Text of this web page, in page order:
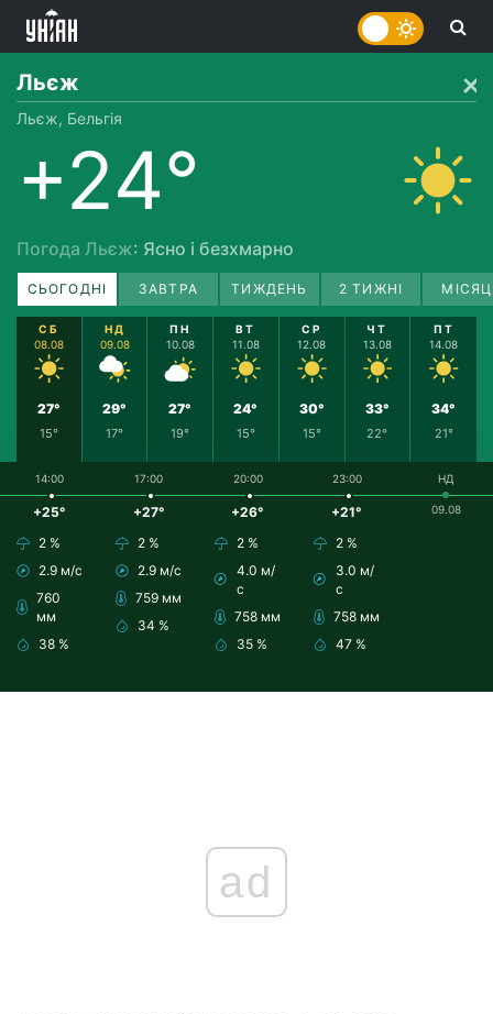
Льєж
Льєж, Бельгія
+24°
Погода Льєж: Ясно і безхмарно
СЬОГОДНІ ЗАВТРА ТИЖДЕНЬ 2 ТИЖНІ
СБ
08.08
27°
15°
НД
09.08
29°
17°
ПН
10.08
27°
19°
ВТ
11.08
24°
15°
СР
12.08
30°
15°
ЧТ
13.08
33°
22°
ПТ
14.08
34°
21°
14:00
+25°
2 %
2.9 м/с
760
мм
38 %
17:00
+27°
2 %
2.9 м/с
759 мм
34 %
20:00
+26°
2 %
4.0 м/
с
758 мм
35 %
23:00
+21°
2 %
3.0 м/
с
758 мм
47 %
НД
09.08
ad